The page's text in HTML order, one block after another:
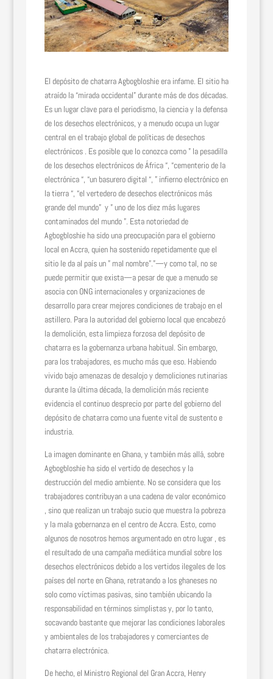
El depósito de chatarra Agbogbloshie era infame. El sitio ha
atraído la “mirada occidental” durante más de dos décadas.
Es un lugar clave para el periodismo, la ciencia y la defensa
de los desechos electrónicos, y a menudo ocupa un lugar
central en el trabajo global de políticas de desechos
electrónicos . Es posible que lo conozca como ” la pesadilla
de los desechos electrónicos de África “, “cementerio de la
electrónica “, “un basurero digital “, ” infierno electrónico en
la tierra “, “el vertedero de desechos electrónicos más
grande del mundo” y ” uno de los diez más lugares
contaminados del mundo ”. Esta notoriedad de
Agbogbloshie ha sido una preocupación para el gobierno
local en Accra, quien ha sostenido repetidamente que el
sitio le da al país un ” mal nombre”.”—y como tal, no se
puede permitir que exista—a pesar de que a menudo se
asocia con ONG internacionales y organizaciones de
desarrollo para crear mejores condiciones de trabajo en el
astillero. Para la autoridad del gobierno local que encabezó
la demolición, esta limpieza forzosa del depósito de
chatarra es la gobernanza urbana habitual. Sin embargo,
para los trabajadores, es mucho más que eso. Habiendo
vivido bajo amenazas de desalojo y demoliciones rutinarias
durante la última década, la demolición más reciente
evidencia el continuo desprecio por parte del gobierno del
depósito de chatarra como una fuente vital de sustento e
industria.
La imagen dominante en Ghana, y también más allá, sobre
Agbogbloshie ha sido el vertido de desechos y la
destrucción del medio ambiente. No se considera que los
trabajadores contribuyan a una cadena de valor económico
, sino que realizan un trabajo sucio que muestra la pobreza
y la mala gobernanza en el centro de Accra. Esto, como
algunos de nosotros hemos argumentado en otro lugar , es
el resultado de una campaña mediática mundial sobre los
desechos electrónicos debido a los vertidos ilegales de los
países del norte en Ghana, retratando a los ghaneses no
solo como víctimas pasivas, sino también ubicando la
responsabilidad en términos simplistas y, por lo tanto,
socavando bastante que mejorar las condiciones laborales
y ambientales de los trabajadores y comerciantes de
chatarra electrónica.
De hecho, el Ministro Regional del Gran Accra, Henry